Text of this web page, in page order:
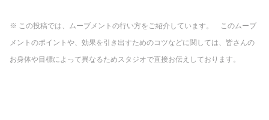
※ この投稿では、ムーブメントの行い方をご紹介しています。 このムーブ
メントのポイントや、効果を引き出すためのコツなどに関しては、皆さんの
お身体や目標によって異なるためスタジオで直接お伝えしております。